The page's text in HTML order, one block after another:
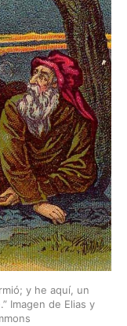
y he aquí, un
Imagen de Elias y